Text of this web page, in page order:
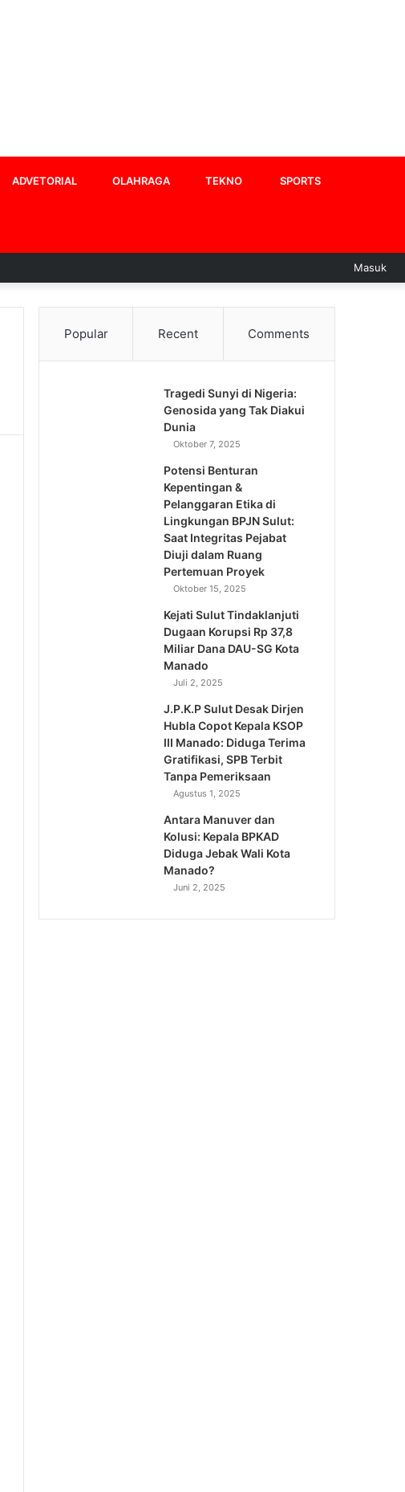
ADVETORIAL OLAHRAGA TEKNO SPORTS
Masuk
Popular Recent Comments
Tragedi Sunyi di Nigeria:
Genosida yang Tak Diakui
Dunia
Oktober 7, 2025
Potensi Benturan
Kepentingan &
Pelanggaran Etika di
Lingkungan BPJN Sulut:
Saat Integritas Pejabat
Diuji dalam Ruang
Pertemuan Proyek
Oktober 15, 2025
Kejati Sulut Tindaklanjuti
Dugaan Korupsi Rp 37,8
Miliar Dana DAU-SG Kota
Manado
Juli 2, 2025
J.P.K.P Sulut Desak Dirjen
Hubla Copot Kepala KSOP
III Manado: Diduga Terima
Gratifikasi, SPB Terbit
Tanpa Pemeriksaan
Agustus 1, 2025
Antara Manuver dan
Kolusi: Kepala BPKAD
Diduga Jebak Wali Kota
Manado?
Juni 2, 2025